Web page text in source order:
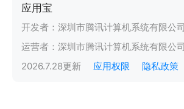
应用宝
开发者： 深圳市腾讯计算机系统有限公司
运营者： 深圳市腾讯计算机系统有限公司
2026.7.28更新 应用权限 隐私政策